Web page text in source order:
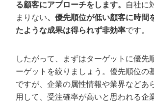
る顧客にアプローチをします。
自社に
まりない、優先順位が低い顧客に時間
たような成果は得られず非効率です。
したがって、まずはターゲットに優先
ーゲットを絞りましょう。優先順位の
ですが、企業の属性情報や業界などあ
用して、受注確率が高いと思われる企